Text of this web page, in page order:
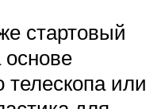
стартовый
основе
телескопа или